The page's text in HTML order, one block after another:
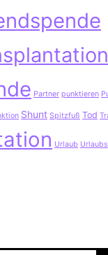
Partner punktieren
Shunt Spitzfuß Tod
Urlaub